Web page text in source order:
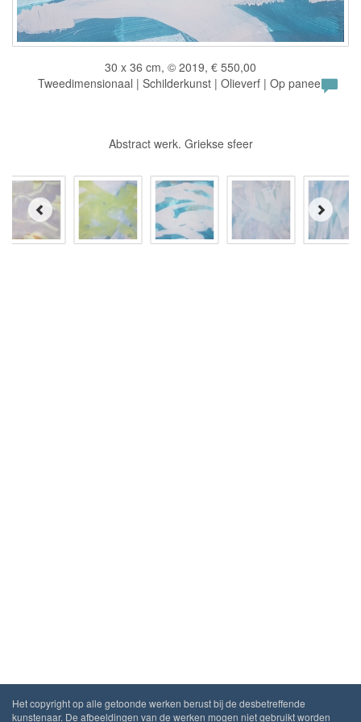
30 x 36 cm, © 2019, € 550,00
Tweedimensionaal | Schilderkunst | Olieverf | Op paneel
Abstract werk. Griekse sfeer
Het copyright op alle getoonde werken berust bij de desbetreffende
kunstenaar. De afbeeldingen van de werken mogen niet gebruikt worden